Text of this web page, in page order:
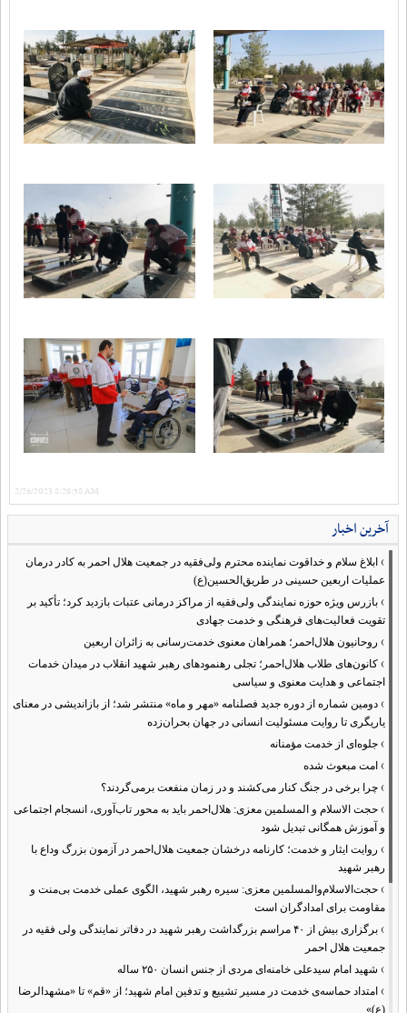
2/26/2023 8:29:58 AM
آخرین اخبار
› ابلاغ سلام و خداقوت نماینده محترم ولی‌فقیه در جمعیت هلال احمر به کادر درمان
عملیات اربعین حسینی در طریق‌الحسین(ع)
› بازرس ویژه حوزه نمایندگی ولی‌فقیه از مراکز درمانی عتبات بازدید کرد؛ تأکید بر
تقویت فعالیت‌های فرهنگی و خدمت جهادی
› روحانیون هلال‌احمر؛ همراهان معنوی خدمت‌رسانی به زائران اربعین
› کانون‌های طلاب هلال‌احمر؛ تجلی رهنمودهای رهبر شهید انقلاب در میدان خدمات
اجتماعی و هدایت معنوی و سیاسی
› دومین شماره از دوره جدید فصلنامه «مهر و ماه» منتشر شد؛ از بازاندیشی در معنای
یاریگری تا روایت مسئولیت انسانی در جهان بحران‌زده
› جلوه‌ای از خدمت مؤمنانه
› امت مبعوث شده
› چرا برخی در جنگ کنار می‌کشند و در زمان منفعت برمی‌گردند؟
› حجت الاسلام و المسلمین معزی: هلال‌احمر باید به محور تاب‌آوری، انسجام اجتماعی
و آموزش همگانی تبدیل شود
› روایت ایثار و خدمت؛ کارنامه درخشان جمعیت هلال‌احمر در آزمون بزرگ وداع با
رهبر شهید
› حجت‌الاسلام‌والمسلمین معزی: سیره رهبر شهید، الگوی عملی خدمت بی‌منت و
مقاومت برای امدادگران است
›
برگزاری بیش از ۴۰ مراسم بزرگداشت رهبر شهید در دفاتر نمایندگی ولی فقیه در
جمعیت هلال احمر
› شهید امام سیدعلی خامنه‌ای مردی از جنس انسان ۲۵۰ ساله
› امتداد حماسه‌ی خدمت در مسیر تشییع و تدفین امام شهید؛ از «قم» تا «مشهدالرضا
(ع)»